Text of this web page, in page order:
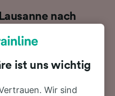
nach
Lausanne nach Salzburg
fahren in der Regel 25
ist uns wichtig
Wir sind